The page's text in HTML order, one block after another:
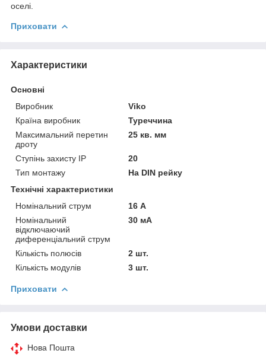
оселі.
Приховати
Характеристики
Основні
Виробник
Viko
Країна виробник
Туреччина
Максимальний перетин
дроту
25 кв. мм
Ступінь захисту IP
20
Тип монтажу
На DIN рейку
Технічні характеристики
Номінальний струм
16 А
Номінальний
відключаючий
диференціальний струм
30 мА
Кількість полюсів
2 шт.
Кількість модулів
3 шт.
Приховати
Умови доставки
Нова Пошта